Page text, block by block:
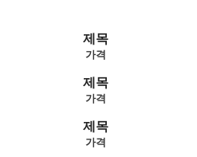
제목
가격
제목
가격
제목
가격